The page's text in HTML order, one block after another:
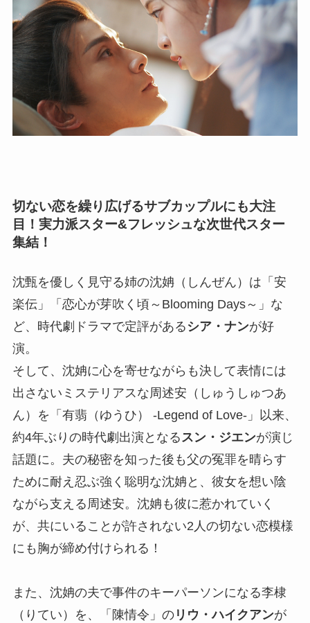
切ない恋を繰り広げるサブカップルにも大注
目！実力派スター&フレッシュな次世代スター
集結！
沈甄を優しく見守る姉の沈姌（しんぜん）は「安
楽伝」「恋心が芽吹く頃～Blooming Days～」な
ど、時代劇ドラマで定評がある シア・ナンが好
演。
そして、沈姌に心を寄せながらも決して表情には
出さないミステリアスな周述安（しゅうしゅつあ
ん）を「有翡（ゆうひ） -Legend of Love-」以来、
約4年ぶりの時代劇出演となるスン・ジエンが演じ
話題に。夫の秘密を知った後も父の冤罪を晴らす
ために耐え忍ぶ強く聡明な沈姌と、彼女を想い陰
ながら支える周述安。沈姌も彼に惹かれていく
が、共にいることが許されない2人の切ない恋模様
にも胸が締め付けられる！
また、沈姌の夫で事件のキーパーソンになる李棣
（りてい）を、「陳情令」のリウ・ハイクアンが